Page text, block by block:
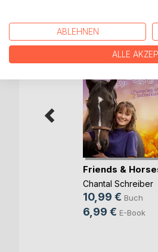
Friends &
Chantal Schreiber
10,99 € Buch
6,99 € E-Book
ABLEHNEN
ALLE